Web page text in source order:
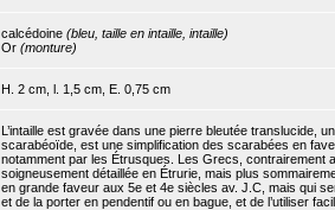
calcédoine (bleu, taille en intaille, intaille)
Or (monture)
H. 2 cm, l. 1,5 cm, E. 0,75 cm
L’intaille est gravée dans une pierre bleutée translucide,
scarabéoïde, est une simplification des scarabées en
notamment par les Étrusques. Les Grecs, contrairement
soigneusement détaillée en Étrurie, mais plus
en grande faveur aux 5e et 4e siècles av. J.C, mais qui
et de la porter en pendentif ou en bague, et de l’utiliser